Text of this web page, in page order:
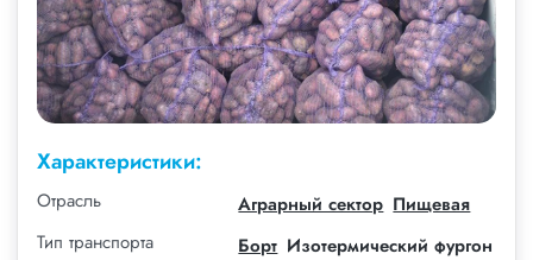
Характеристики:
Отрасль Аграрный сектор Пищевая
Тип транспорта
Борт Изотермический фургон